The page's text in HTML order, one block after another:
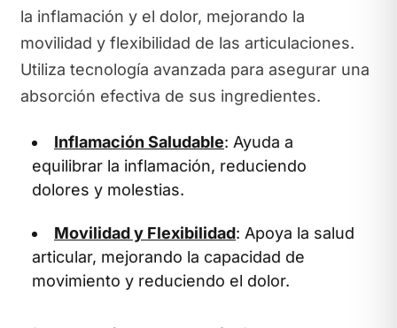
la inflamación y el dolor, mejorando la
movilidad y flexibilidad de las articulaciones.
Utiliza tecnología avanzada para asegurar una
absorción efectiva de sus ingredientes.
Inflamación Saludable: Ayuda a
equilibrar la inflamación, reduciendo
dolores y molestias.
Movilidad y Flexibilidad: Apoya la salud
articular, mejorando la capacidad de
movimiento y reduciendo el dolor.